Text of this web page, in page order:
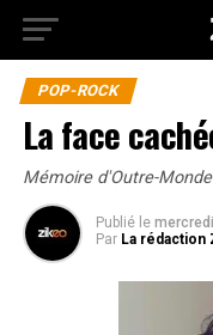
POP-ROCK
La face
Mémoire d'Outre-Monde
Publié le
Par La rédaction